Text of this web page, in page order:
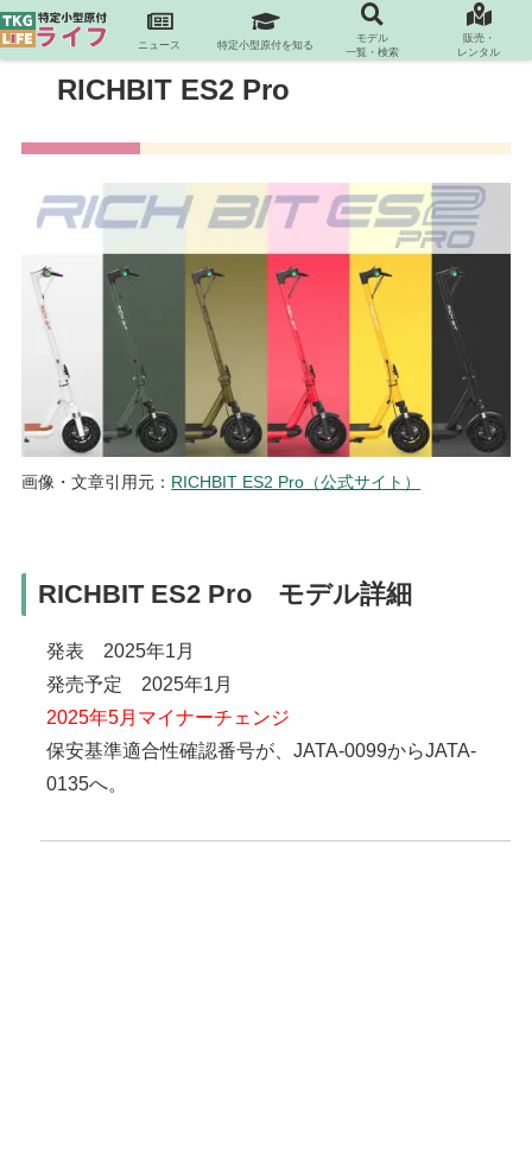
RICHBIT ES2 Pro
画像・文章引用元： RICHBIT ES2 Pro（公式サイト）
RICHBIT ES2 Pro モデル詳細
発表 2025年1月
発売予定 2025年1月
2025年5月マイナーチェンジ
保安基準適合性確認番号が、JATA-0099からJATA-
0135へ。
ニュース 特定小型原付を知る
モデル
一覧・検索
販売・
レンタル